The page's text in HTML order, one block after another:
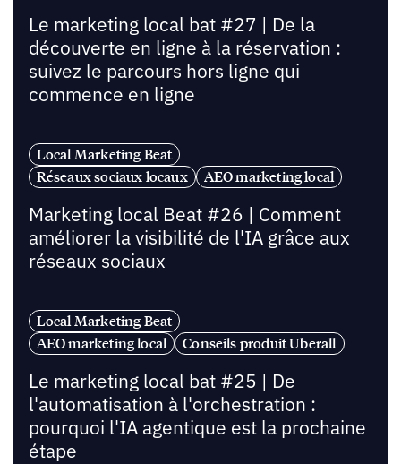
Le marketing local bat #27 | De la
découverte en ligne à la réservation :
suivez le parcours hors ligne qui
commence en ligne
Local Marketing Beat
Réseaux sociaux locaux
AEO marketing local
Marketing local Beat #26 | Comment
améliorer la visibilité de l'IA grâce aux
réseaux sociaux
Local Marketing Beat
AEO marketing local
Conseils produit Uberall
Le marketing local bat #25 | De
l'automatisation à l'orchestration :
pourquoi l'IA agentique est la prochaine
étape